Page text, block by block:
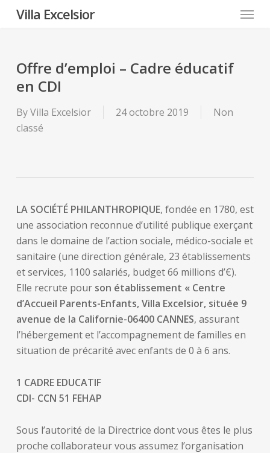
SkipVilla Excelsior Menu
Offre d’emploi – Cadre éducatif
en CDI
ByVilla Excelsior 24 octobre 2019
Non
classé
LA SOCIÉTÉ PHILANTHROPIQUE, fondée en 1780, est
une association reconnue d’utilité publique exerçant
dans le domaine de l’action sociale, médico-sociale et
sanitaire (une direction générale, 23 établissements
et services, 1100 salariés, budget 66 millions d’€).
Elle recrute pour son établissement « Centre
d’Accueil Parents-Enfants, Villa Excelsior, située 9
avenue de la Californie-06400 CANNES, assurant
l’hébergement et l’accompagnement de familles en
situation de précarité avec enfants de 0 à 6 ans.
1 CADRE EDUCATIF
CDI- CCN 51 FEHAP
Sous l’autorité de la Directrice dont vous êtes le plus
proche collaborateur vous assumez l’organisation